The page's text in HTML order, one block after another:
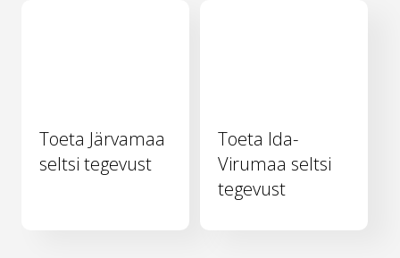
Toeta Järvamaa
seltsi tegevust
Toeta Ida-
Virumaa seltsi
tegevust